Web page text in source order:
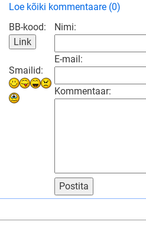
Loe kõiki kommentaare (0)
BB-kood:
Smailid:
Nimi:
E-mail:
Kommentaar:
Postita